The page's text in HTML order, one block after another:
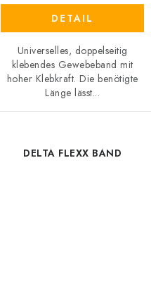
DETAIL
Universelles, doppelseitig
klebendes Gewebeband mit
hoher Klebkraft. Die benötigte
Länge lässt...
DELTA FLEXX BAND